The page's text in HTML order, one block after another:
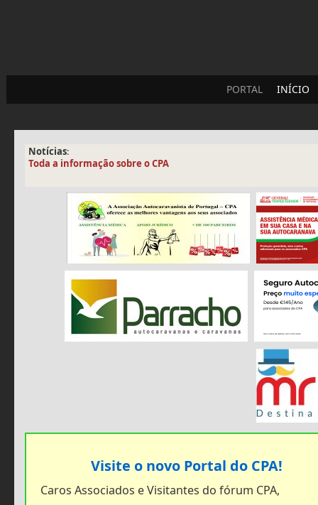
PORTAL INÍCIO
Notícias:
Toda a informação sobre o CPA
Visite o novo Portal do CPA!
Caros Associados e Visitantes do fórum CPA,